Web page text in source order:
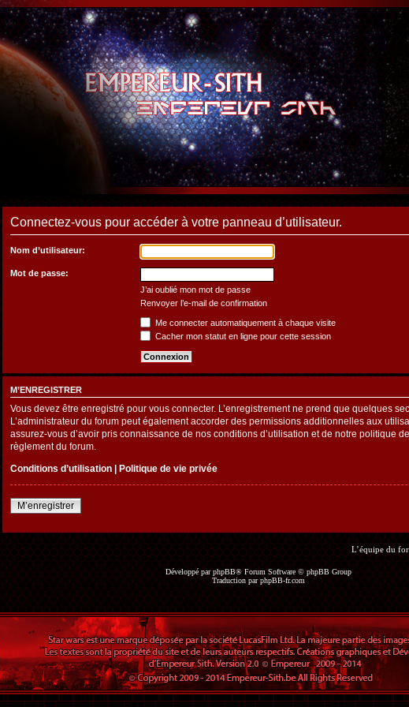
Connectez-vous pour accéder à votre panneau d’utilisateur.
Nom d’utilisateur:
Mot de passe:
J’ai oublié mon mot de passe
Renvoyer l’e-mail de confirmation
Me connecter automatiquement à chaque visite
Cacher mon statut en ligne pour cette session
M’ENREGISTRER
Vous devez être enregistré pour vous connecter. L’enregistrement ne prend que quelques
L’administrateur du forum peut également accorder des permissions additionnelles aux
assurez-vous d’avoir pris connaissance de nos conditions d’utilisation et de notre politique
règlement du forum.
Conditions d’utilisation | Politique de vie privée
M’enregistrer
L’équipe du
Développé parphpBB® Forum Software © phpBB Group
Traduction parphpBB-fr.com